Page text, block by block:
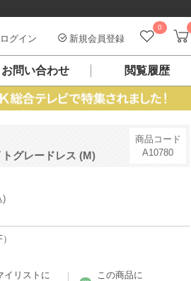
0
ログイン 新規会員登録
お問い合わせ 閲覧履歴
グレードレス (M)
商品コード
A10780
)
イリストに
この商品に